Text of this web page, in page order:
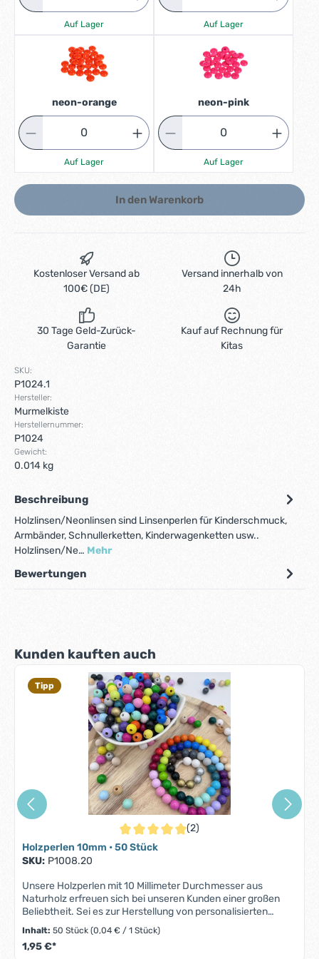
Auf Lager Auf Lager
neon-orange
Auf Lager
neon-pink
Auf Lager
In den Warenkorb
Kostenloser Versand ab
100€ (DE)
Versand innerhalb von
24h
30 Tage Geld-Zurück-
Garantie
Kauf auf Rechnung für
Kitas
SKU:
P1024.1
Hersteller:
Murmelkiste
Herstellernummer:
P1024
Gewicht:
0.014 kg
Beschreibung
Holzlinsen/Neonlinsen sind Linsenperlen für Kinderschmuck,
Armbänder, Schnullerketten, Kinderwagenketten usw..
Holzlinsen/Ne… Mehr
Bewertungen
Produktgalerie überspringen
Kunden kauften auch
Tipp
Durchschnittliche Bewertung von 5 von 5
(2)
Holzperlen 10mm • 50 Stück
SKU: P1008.20
Unsere Holzperlen mit 10 Millimeter Durchmesser aus
Naturholz erfreuen sich bei unseren Kunden einer großen
Beliebtheit. Sei es zur Herstellung von personalisierten
Schnullerketten, für DIY-Mobiles, für kreative
Kinderwagenketten oder für Armbänder und Anhänger – die
Perlen aus Holz mit einem 10mm Durchmesser lassen sich
Inhalt:50 Stück(0,04 € / 1 Stück)
1,95 €*